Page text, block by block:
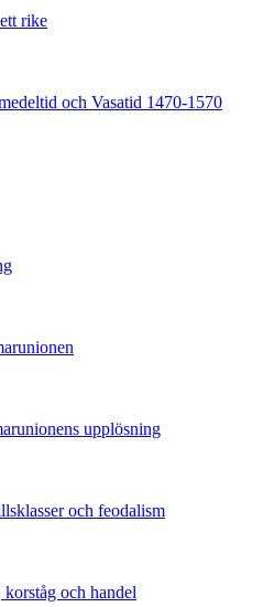
rike
och Vasatid 1470-1570
upplösning
och feodalism
och handel